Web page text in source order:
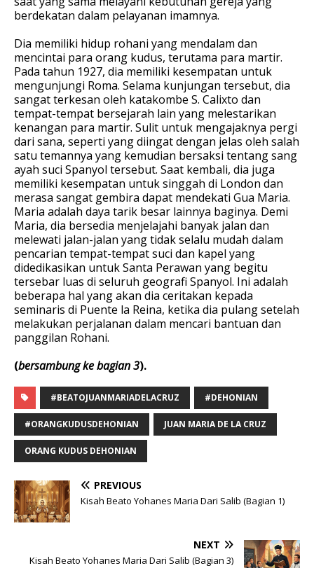
berdekatan dalam pelayanan imamnya.
Dia memiliki hidup rohani yang mendalam dan
mencintai para orang kudus, terutama para martir.
Pada tahun 1927, dia memiliki kesempatan untuk
mengunjungi Roma. Selama kunjungan tersebut, dia
sangat terkesan oleh katakombe S. Calixto dan
tempat-tempat bersejarah lain yang melestarikan
kenangan para martir. Sulit untuk mengajaknya pergi
dari sana, seperti yang diingat dengan jelas oleh salah
satu temannya yang kemudian bersaksi tentang sang
ayah suci Spanyol tersebut. Saat kembali, dia juga
memiliki kesempatan untuk singgah di London dan
merasa sangat gembira dapat mendekati Gua Maria.
Maria adalah daya tarik besar lainnya baginya. Demi
Maria, dia bersedia menjelajahi banyak jalan dan
melewati jalan-jalan yang tidak selalu mudah dalam
pencarian tempat-tempat suci dan kapel yang
didedikasikan untuk Santa Perawan yang begitu
tersebar luas di seluruh geografi Spanyol. Ini adalah
beberapa hal yang akan dia ceritakan kepada
seminaris di Puente la Reina, ketika dia pulang setelah
melakukan perjalanan dalam mencari bantuan dan
panggilan Rohani.
(bersambung ke bagian 3).
#BEATOJUANMARIADELACRUZ #DEHONIAN
#ORANGKUDUSDEHONIAN JUAN MARIA DE LA CRUZ
ORANG KUDUS DEHONIAN
PREVIOUS
Kisah Beato Yohanes Maria Dari Salib (Bagian 1)
NEXT
Kisah Beato Yohanes Maria Dari Salib (Bagian 3)